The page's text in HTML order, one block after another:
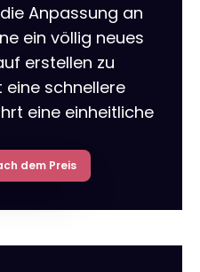
Anpassung an
ein völlig neues
erstellen zu
eine schnellere
eine einheitliche
dem Preis